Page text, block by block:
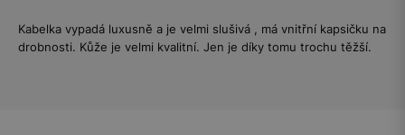
Kabelka vypadá luxusně a je velmi slušivá , má vnitřní kapsičku na
drobnosti. Kůže je velmi kvalitní. Jen je díky tomu trochu těžší.